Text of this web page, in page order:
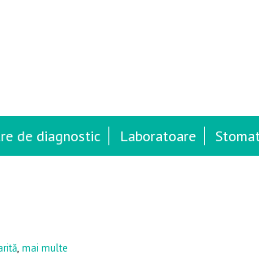
de diagnostic Laboratoare
, mai multe